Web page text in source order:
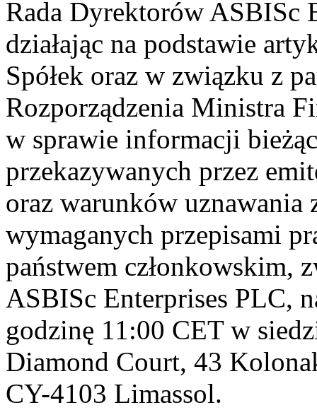
Rada Dyrektorów ASBISc
działając na podstawie
Spółek oraz w związku z
Rozporządzenia Ministra
w sprawie informacji
przekazywanych przez
oraz warunków
wymaganych przepisami
państwem członkowskim,
ASBISc Enterprises PLC,
godzinę 11:00 CET w
Diamond Court, 43
CY-4103 Limassol.